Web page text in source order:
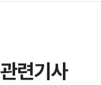
관련기사